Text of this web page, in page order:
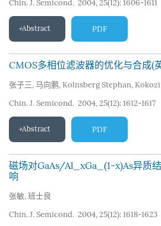
Chin. J. Semicond. 2004, 25(12): 1606-1611
Abstract PDF
CMOS多相位滤波器的优化与合成(
张子三, 马向鹏, Kolnsberg Stephan,
Chin. J. Semicond. 2004, 25(12): 1612-1617
Abstract PDF
磁场对GaAs/Al_xGa_(1-x)As异质
响
张敏, 班士良
Chin. J. Semicond. 2004, 25(12): 1618-1623